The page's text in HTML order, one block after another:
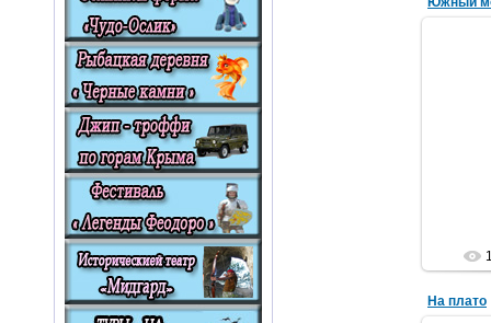
На плато